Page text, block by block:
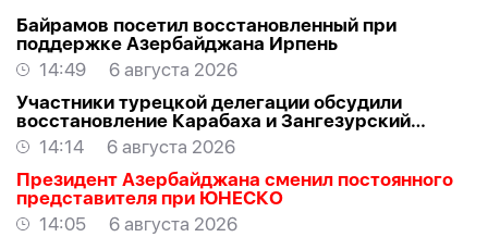
Байрамов посетил восстановленный при
поддержке Азербайджана Ирпень
14:49
6 августа 2026
Участники турецкой делегации обсудили
восстановление Карабаха и Зангезурский
коридор
14:14
6 августа 2026
Президент Азербайджана сменил постоянного
представителя при ЮНЕСКО
14:05
6 августа 2026